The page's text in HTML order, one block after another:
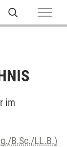
im
B.Sc./LL.B.)